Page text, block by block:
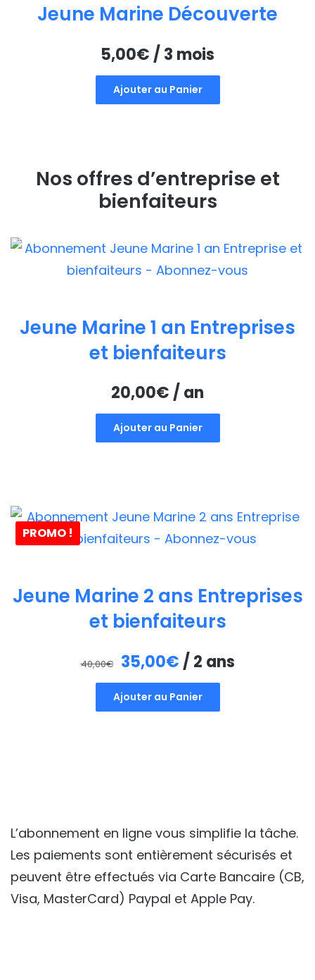
Jeune Marine Découverte
5,00€ / 3 mois
Ajouter au Panier
Nos offres d’entreprise et
bienfaiteurs
Jeune Marine 1 an Entreprises
et bienfaiteurs
20,00€/ an
Ajouter au Panier
PROMO !
Jeune Marine 2 ans Entreprises
et bienfaiteurs
40,00€
Le
prix
initial
35,00€Le
prix
actuel
/ 2 ans
Ajouter au Panier
L’abonnement en ligne vous simplifie la tâche.
Les paiements sont entièrement sécurisés et
peuvent être effectués via Carte Bancaire (CB,
Visa, MasterCard) Paypal et Apple Pay.